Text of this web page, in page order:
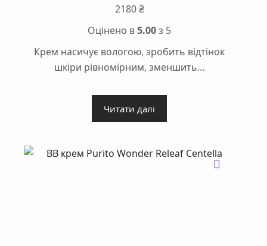
2180₴
Оцінено в5.00з 5
Крем насичує вологою, зробить відтінок
шкіри рівномірним, зменшить…
Читати далі